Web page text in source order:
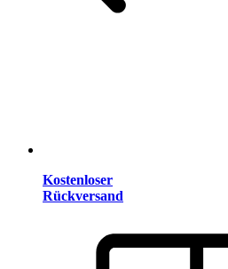
Kostenloser
Rückversand